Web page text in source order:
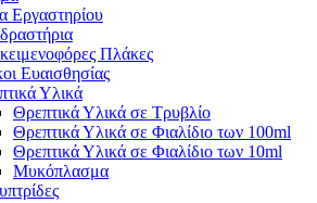
Εργαστηρίου
Πλάκες
Ευαισθησίας
Υλικά
Θρεπτικά Υλικά σε Τρυβλίο
Θρεπτικά Υλικά σε Φιαλίδιο των 100ml
Θρεπτικά Υλικά σε Φιαλίδιο των 10ml
Μυκόπλασμα